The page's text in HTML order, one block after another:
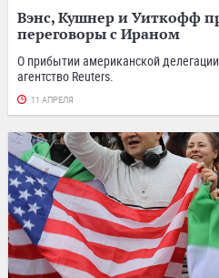
Вэнс, Кушнер и Уиткофф
переговоры с Ираном
О прибытии американской
агентство Reuters.
11 АПРЕЛЯ